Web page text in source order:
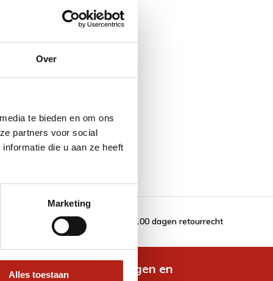
Over
te bieden en om ons
partners voor social
die u aan ze heeft
Marketing
Alles toestaan
100 dagen retourrecht
nieuwste aanbiedingen en